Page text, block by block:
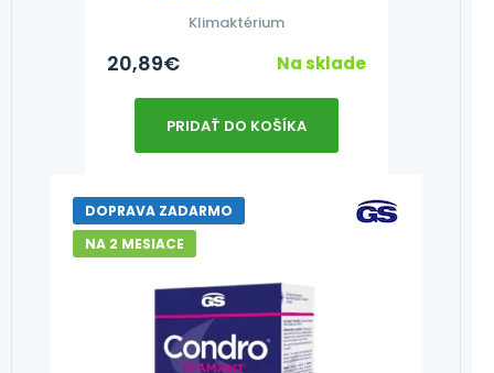
Klimaktérium
20,89€ Na sklade
PRIDAŤ DO KOŠÍKA
DOPRAVA ZADARMO
NA 2 MESIACE